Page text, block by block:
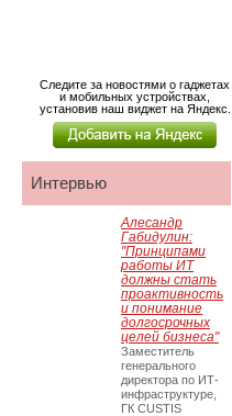
Следите за новостями о гаджетах
и мобильных устройствах,
установив наш виджет на Яндекс.
Интервью
Алесандр
Габидулин:
"Принципами
работы ИТ
должны стать
проактивность
и понимание
долгосрочных
целей бизнеса"
Заместитель
генерального
директора по ИТ-
инфраструктуре,
ГК CUSTIS